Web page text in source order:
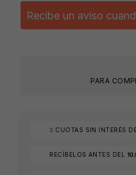
Recibe un aviso
PARA
3 CUOTAS SIN INTERÉS
RECÍBELOS ANTES DEL